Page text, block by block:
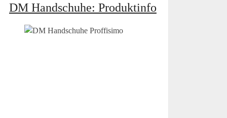
DM Handschuhe: Produktinfo